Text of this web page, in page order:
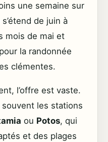
une semaine sur
de juin à
mois de mai et
la randonnée
clémentes.
l’offre est vaste.
les stations
ou Potos, qui
et des plages